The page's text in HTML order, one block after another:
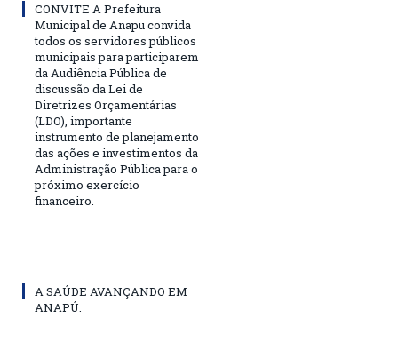
CONVITE A Prefeitura
Municipal de Anapu convida
todos os servidores públicos
municipais para participarem
da Audiência Pública de
discussão da Lei de
Diretrizes Orçamentárias
(LDO), importante
instrumento de planejamento
das ações e investimentos da
Administração Pública para o
próximo exercício
financeiro.
A SAÚDE AVANÇANDO EM
ANAPÚ.